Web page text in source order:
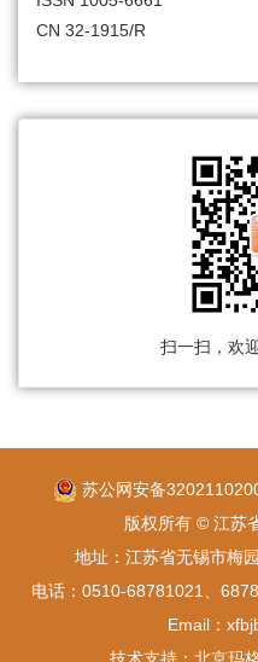
CN 32-1915/R
扫一扫，欢
苏公网安备
版权所有 © 江苏
地址：江苏省无锡市梅
电话：0510-68781021、
Email：